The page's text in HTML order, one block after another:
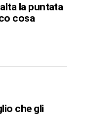
la puntata
cosa
che gli